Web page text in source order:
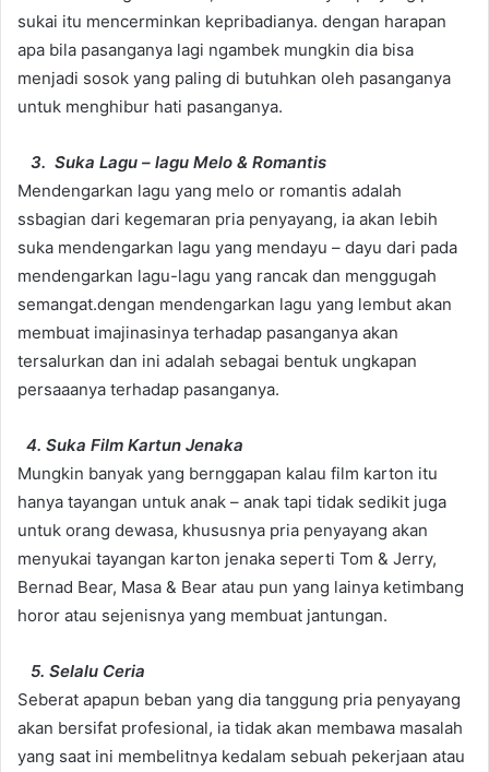
sukai itu mencerminkan kepribadianya. dengan harapan
apa bila pasanganya lagi ngambek mungkin dia bisa
menjadi sosok yang paling di butuhkan oleh pasanganya
untuk menghibur hati pasanganya.
3. Suka Lagu – lagu Melo & Romantis
Mendengarkan lagu yang melo or romantis adalah
ssbagian dari kegemaran pria penyayang, ia akan lebih
suka mendengarkan lagu yang mendayu – dayu dari pada
mendengarkan lagu-lagu yang rancak dan menggugah
semangat.dengan mendengarkan lagu yang lembut akan
membuat imajinasinya terhadap pasanganya akan
tersalurkan dan ini adalah sebagai bentuk ungkapan
persaaanya terhadap pasanganya.
4. Suka Film Kartun Jenaka
Mungkin banyak yang bernggapan kalau film karton itu
hanya tayangan untuk anak – anak tapi tidak sedikit juga
untuk orang dewasa, khususnya pria penyayang akan
menyukai tayangan karton jenaka seperti Tom & Jerry,
Bernad Bear, Masa & Bear atau pun yang lainya ketimbang
horor atau sejenisnya yang membuat jantungan.
5. Selalu Ceria
Seberat apapun beban yang dia tanggung pria penyayang
akan bersifat profesional, ia tidak akan membawa masalah
yang saat ini membelitnya kedalam sebuah pekerjaan atau